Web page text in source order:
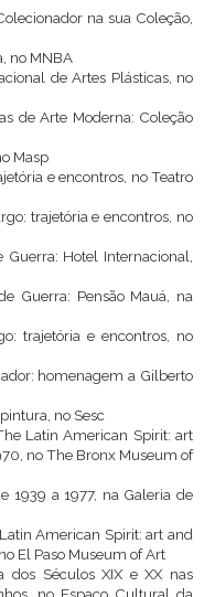
na sua Coleção,
no MNBA
de Artes Plásticas, no
de Arte Moderna: Coleção
Masp
e encontros, no Teatro
trajetória e encontros, no
Hotel Internacional,
Guerra: Pensão Mauá, na
trajetória e encontros, no
homenagem a Gilberto
no Sesc
Latin American Spirit: art
no The Bronx Museum of
1939 a 1977, na Galeria de
American Spirit: art and
El Paso Museum of Art
Séculos XIX e XX nas